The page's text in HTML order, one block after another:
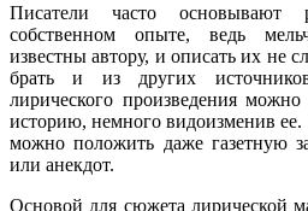
Писатели часто
собственном опыте, ведь
известны автору, и описать их не
брать и из других
лирического произведения
историю, немного видоизменив ее.
можно положить даже газетную
или анекдот.
Основой для сюжета лирической